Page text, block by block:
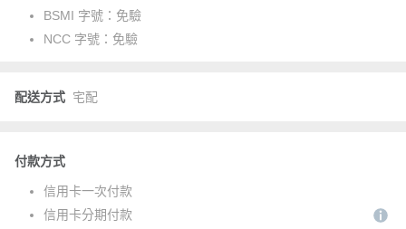
BSMI 字號： 免驗
NCC 字號： 免驗
配送方式 宅配
付款方式
信用卡一次付款
信用卡分期付款